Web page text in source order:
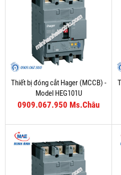
Thiết bị đóng cắt Hager (MCCB) -
Model HEG101U
0909.067.950 Ms.Châu